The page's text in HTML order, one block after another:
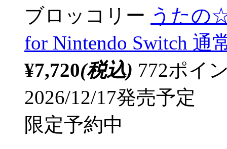
ブロッコリー うたの
for Nintendo Switch 通
¥7,720(税込) 772ポイ
2026/12/17発売予定
限定予約中